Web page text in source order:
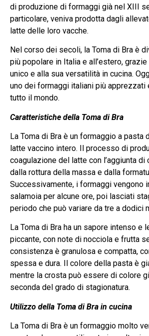
di produzione di formaggi già nel XIII
particolare, veniva prodotta dagli
latte delle loro vacche.
Nel corso dei secoli, la Toma di Bra è
più popolare in Italia e all’estero,
unico e alla sua versatilità in cucina.
uno dei formaggi italiani più apprezzati
tutto il mondo.
Caratteristiche della Toma di Bra
La Toma di Bra è un formaggio a pasta
latte vaccino intero. Il processo di
coagulazione del latte con l’aggiunta di
dalla rottura della massa e dalla
Successivamente, i formaggi vengono
salamoia per alcune ore, poi lasciati
periodo che può variare da tre a dodici
La Toma di Bra ha un sapore intenso e
piccante, con note di nocciola e frutta
consistenza è granulosa e compatta,
spessa e dura. Il colore della pasta è
mentre la crosta può essere di colore
seconda del grado di stagionatura.
Utilizzo della Toma di Bra in cucina
La Toma di Bra è un formaggio molto